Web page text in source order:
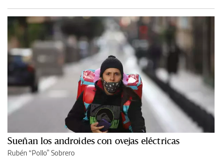
Sueñan los androides con ovejas eléctricas
Rubén “Pollo” Sobrero